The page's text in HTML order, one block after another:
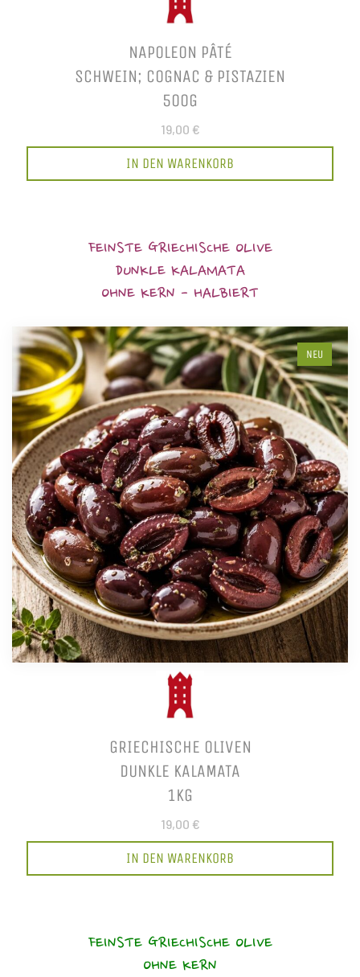
NAPOLEON PÂTÉ
SCHWEIN; COGNAC & PISTAZIEN
500G
19,00 €
IN DEN WARENKORB
FEINSTE GRIECHISCHE OLIVE
DUNKLE KALAMATA
OHNE KERN - HALBIERT
NEU
GRIECHISCHE OLIVEN
DUNKLE KALAMATA
1KG
19,00 €
IN DEN WARENKORB
FEINSTE GRIECHISCHE OLIVE
OHNE KERN